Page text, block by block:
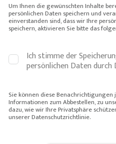
Um Ihnen die gewünschten Inhalte
persönlichen Daten speichern und
einverstanden sind, dass wir Ihre
speichern, aktivieren Sie bitte das
Ich stimme der
persönlichen Daten
Sie können diese
Informationen zum Abbestellen, zu
dazu, wie wir Ihre Privatsphäre
unserer Datenschutzrichtlinie.